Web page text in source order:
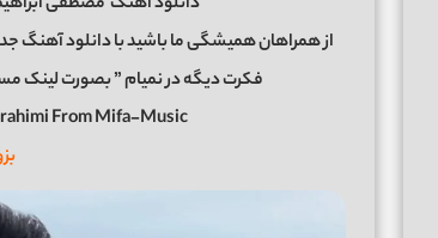
از همراهان همیشگی ما باشید با دانلود آهنگ
فکرت دیگه در نمیام ” بصورت لینک مستقیم و با 2 کیفیت عالی و خوب در
From Mifa-Music